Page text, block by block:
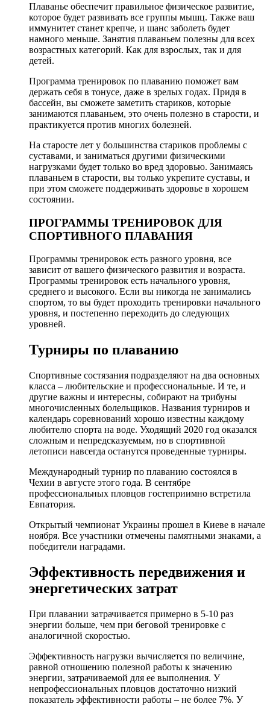
Плаванье обеспечит правильное физическое развитие,
которое будет развивать все группы мышц. Также ваш
иммунитет станет крепче, и шанс заболеть будет
намного меньше. Занятия плаваньем полезны для всех
возрастных категорий. Как для взрослых, так и для
детей.
Программа тренировок по плаванию поможет вам
держать себя в тонусе, даже в зрелых годах. Придя в
бассейн, вы сможете заметить стариков, которые
занимаются плаваньем, это очень полезно в старости, и
практикуется против многих болезней.
На старосте лет у большинства стариков проблемы с
суставами, и заниматься другими физическими
нагрузками будет только во вред здоровью. Занимаясь
плаваньем в старости, вы только укрепите суставы, и
при этом сможете поддерживать здоровье в хорошем
состоянии.
ПРОГРАММЫ ТРЕНИРОВОК ДЛЯ
СПОРТИВНОГО ПЛАВАНИЯ
Программы тренировок есть разного уровня, все
зависит от вашего физического развития и возраста.
Программы тренировок есть начального уровня,
среднего и высокого. Если вы никогда не занимались
спортом, то вы будет проходить тренировки начального
уровня, и постепенно переходить до следующих
уровней.
Турниры по плаванию
Спортивные состязания подразделяют на два основных
класса – любительские и профессиональные. И те, и
другие важны и интересны, собирают на трибуны
многочисленных болельщиков. Названия турниров и
календарь соревнований хорошо известны каждому
любителю спорта на воде. Уходящий 2020 год оказался
сложным и непредсказуемым, но в спортивной
летописи навсегда останутся проведенные турниры.
Международный турнир по плаванию состоялся в
Чехии в августе этого года. В сентябре
профессиональных пловцов гостеприимно встретила
Евпатория.
Открытый чемпионат Украины прошел в Киеве в начале
ноября. Все участники отмечены памятными знаками, а
победители наградами.
Эффективность передвижения и
энергетических затрат
При плавании затрачивается примерно в 5-10 раз
энергии больше, чем при беговой тренировке с
аналогичной скоростью.
Эффективность нагрузки вычисляется по величине,
равной отношению полезной работы к значению
энергии, затрачиваемой для ее выполнения. У
непрофессиональных пловцов достаточно низкий
показатель эффективности работы – не более 7%. У